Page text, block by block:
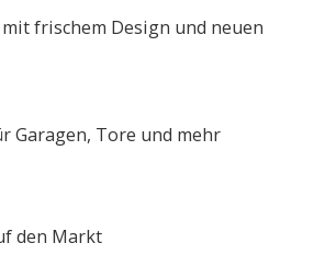
frischem Design und neuen
Garagen, Tore und mehr
den Markt